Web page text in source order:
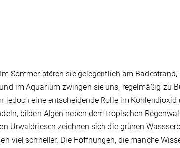
Sommer stören sie gelegentlich am Badestrand,
im Aquarium zwingen sie uns, regelmäßig zu
jedoch eine entscheidende Rolle im Kohlendioxid
bilden Algen neben dem tropischen
Urwaldriesen zeichnen sich die grünen
viel schneller. Die Hoffnungen, die manche